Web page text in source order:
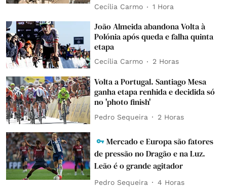
Cecília Carmo 1 Hora
João Almeida abandona Volta à
Polónia após queda e falha quinta
etapa
Cecília Carmo 2 Horas
Volta a Portugal. Santiago Mesa
ganha etapa renhida e decidida só
no 'photo finish'
Pedro Sequeira 2 Horas
Mercado e Europa são fatores
de pressão no Dragão e na Luz.
Leão é o grande agitador
Pedro Sequeira 4 Horas